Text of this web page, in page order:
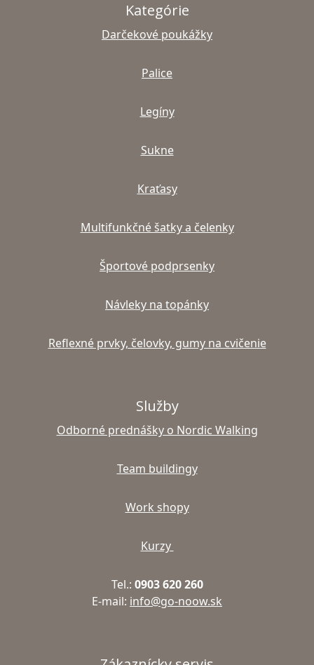
Kategórie
Darčekové poukážky
Palice
Legíny
Sukne
Kraťasy
Multifunkčné šatky a čelenky
Športové podprsenky
Návleky na topánky
Reflexné prvky, čelovky, gumy na cvičenie
Služby
Odborné prednášky o Nordic Walking
Team buildingy
Work shopy
Kurzy
Tel.: 0903 620 260
E-mail: info@go-noow.sk